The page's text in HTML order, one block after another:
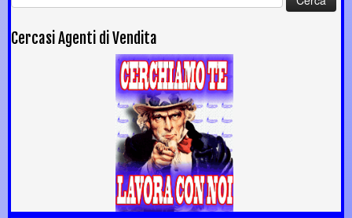
per:
Cercasi Agenti di Vendita